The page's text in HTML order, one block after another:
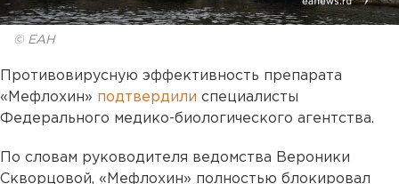
© ЕАН
Противовирусную эффективность препарата
«Мефлохин» подтвердили специалисты
Федерального медико-биологического агентства.
По словам руководителя ведомства Вероники
Скворцовой, «Мефлохин» полностью блокировал